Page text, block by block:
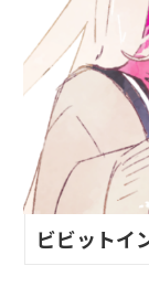
ビビットイ